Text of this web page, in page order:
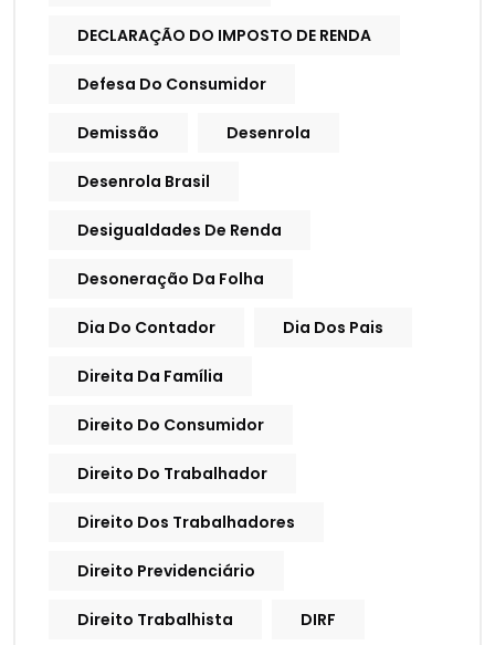
DECLARAÇÃO DO IMPOSTO DE RENDA
Defesa Do Consumidor
Demissão Desenrola
Desenrola Brasil
Desigualdades De Renda
Desoneração Da Folha
Dia Do Contador Dia Dos Pais
Direita Da Família
Direito Do Consumidor
Direito Do Trabalhador
Direito Dos Trabalhadores
Direito Previdenciário
Direito Trabalhista DIRF